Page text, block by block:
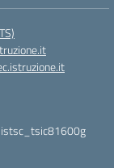
istsc_tsic81600g